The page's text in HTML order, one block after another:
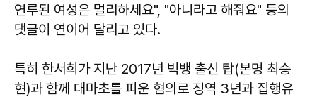
연루된 여성은 멀리하세요", "아니라고 해줘요" 등의
댓글이 연이어 달리고 있다.
특히 한서희가 지난 2017년 빅뱅 출신 탑(본명 최승
현)과 함께 대마초를 피운 혐의로 징역 3년과 집행유